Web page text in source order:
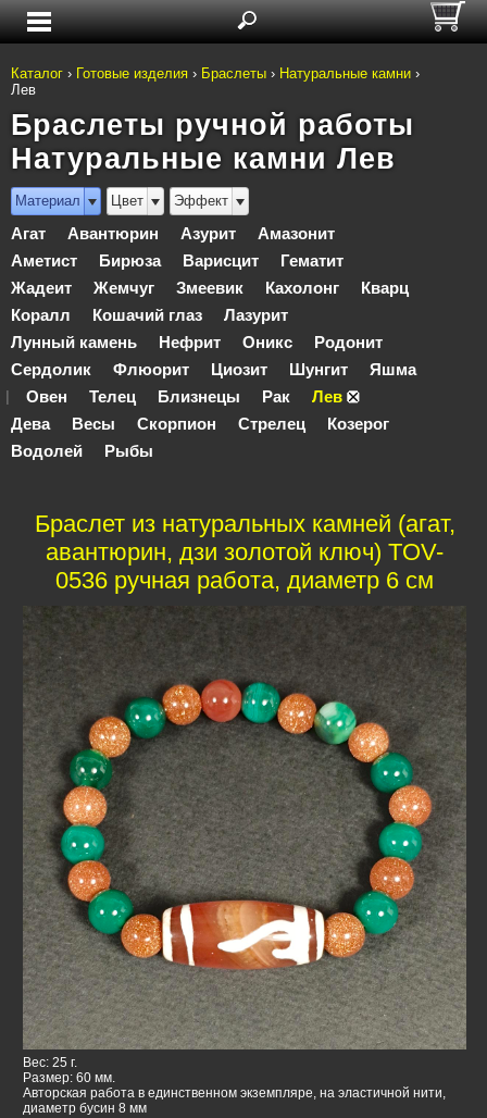
Каталог › Готовые изделия › Браслеты › Натуральные камни ›
Лев
Браслеты ручной работы
Натуральные камни Лев
Материал Цвет Эффект
Агат Авантюрин Азурит
Амазонит
Аметист
Бирюза Варисцит
Гематит
Жадеит
Жемчуг Змеевик Кахолонг
Кварц
Коралл
Кошачий глаз
Лазурит
Лунный камень
Нефрит Оникс
Родонит
Сердолик
Флюорит Циозит Шунгит Яшма
Овен Телец Близнецы Рак
Лев
Дева
Весы Скорпион Стрелец
Козерог
Водолей
Рыбы
Браслет из натуральных камней (агат,
авантюрин, дзи золотой ключ) TOV-
0536 ручная работа, диаметр 6 см
Вес: 25 г.
Размер: 60 мм.
Авторская работа в единственном экземпляре, на эластичной нити,
диаметр бусин 8 мм